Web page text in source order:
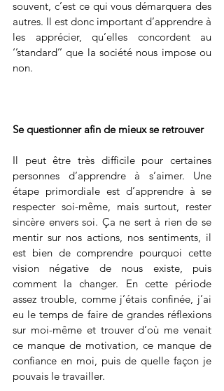
souvent, c’est ce qui vous démarquera des
autres. Il est donc important d’apprendre à
les apprécier, qu’elles concordent au
‘’standard’’ que la société nous impose ou
non.
Se questionner afin de mieux se retrouver
Il peut être très difficile pour certaines
personnes d’apprendre à s’aimer. Une
étape primordiale est d’apprendre à se
respecter soi-même, mais surtout, rester
sincère envers soi. Ça ne sert à rien de se
mentir sur nos actions, nos sentiments, il
est bien de comprendre pourquoi cette
vision négative de nous existe, puis
comment la changer. En cette période
assez trouble, comme j’étais confinée, j’ai
eu le temps de faire de grandes réflexions
sur moi-même et trouver d’où me venait
ce manque de motivation, ce manque de
confiance en moi, puis de quelle façon je
pouvais le travailler.